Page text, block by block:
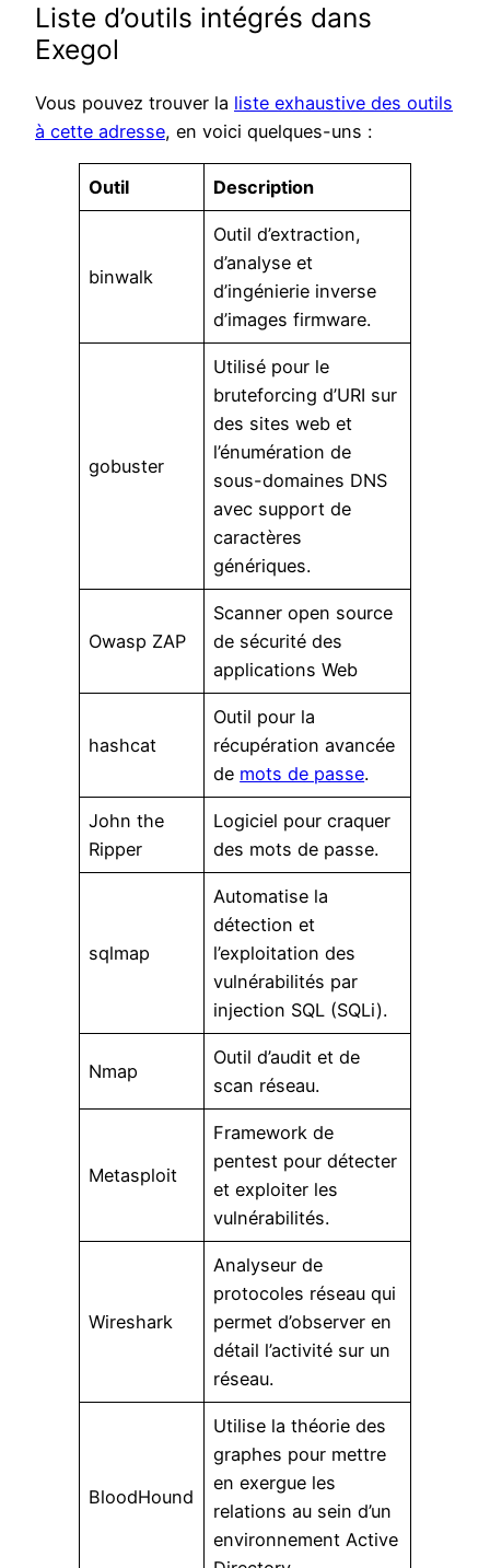
Liste d’outils intégrés dans
Exegol
Vous pouvez trouver la liste exhaustive des outils
à cette adresse, en voici quelques-uns :
Outil Description
binwalk
Outil d’extraction,
d’analyse et
d’ingénierie inverse
d’images firmware.
gobuster
Utilisé pour le
bruteforcing d’URI sur
des sites web et
l’énumération de
sous-domaines DNS
avec support de
caractères
génériques.
Owasp ZAP
Scanner open source
de sécurité des
applications Web
hashcat
Outil pour la
récupération avancée
de mots de passe.
John the
Ripper
Logiciel pour craquer
des mots de passe.
sqlmap
Automatise la
détection et
l’exploitation des
vulnérabilités par
injection SQL (SQLi).
Nmap
Outil d’audit et de
scan réseau.
Metasploit
Framework de
pentest pour détecter
et exploiter les
vulnérabilités.
Wireshark
Analyseur de
protocoles réseau qui
permet d’observer en
détail l’activité sur un
réseau.
BloodHound
Utilise la théorie des
graphes pour mettre
en exergue les
relations au sein d’un
environnement Active